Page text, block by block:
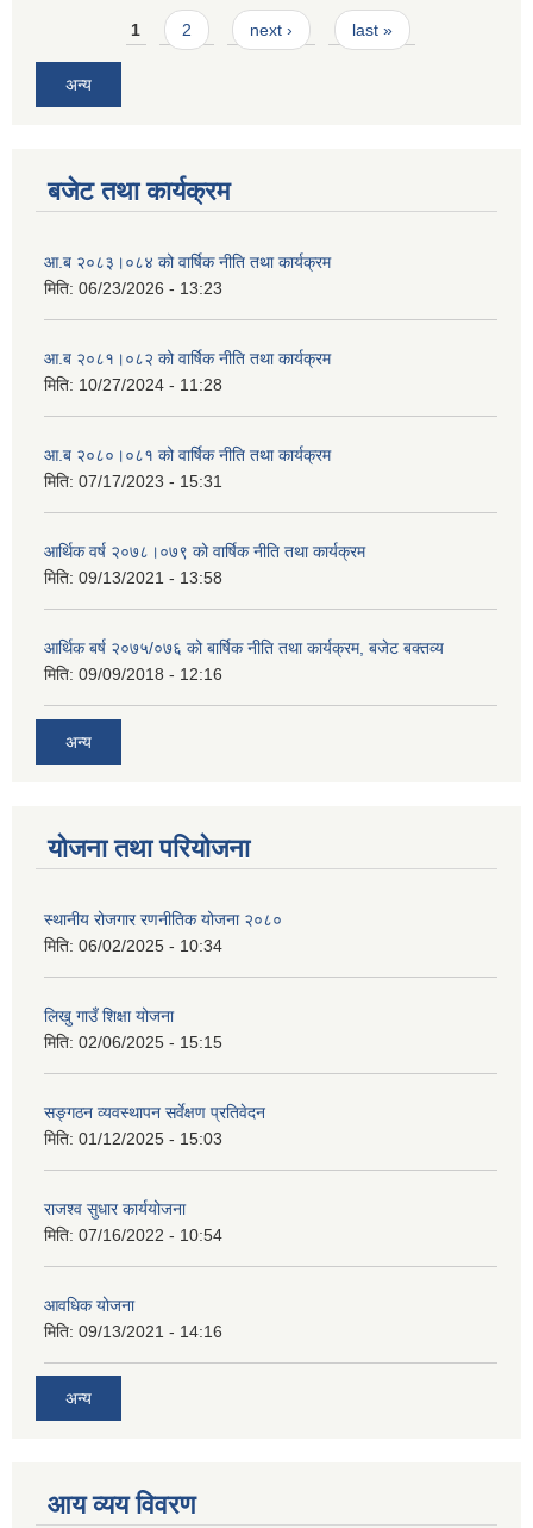
Pages1 2 next › last »
अन्य
बजेट तथा कार्यक्रम
आ.ब २०८३।०८४ को वार्षिक नीति तथा कार्यक्रम
मिति: 06/23/2026 - 13:23
आ.ब २०८१।०८२ को वार्षिक नीति तथा कार्यक्रम
मिति: 10/27/2024 - 11:28
आ.ब २०८०।०८१ को वार्षिक नीति तथा कार्यक्रम
मिति: 07/17/2023 - 15:31
आर्थिक वर्ष २०७८।०७९ को वार्षिक नीति तथा कार्यक्रम
मिति: 09/13/2021 - 13:58
आर्थिक बर्ष २०७५/०७६ को बार्षिक नीति तथा कार्यक्रम, बजेट बक्तव्य
मिति: 09/09/2018 - 12:16
अन्य
योजना तथा परियोजना
स्थानीय रोजगार रणनीतिक योजना २०८०
मिति: 06/02/2025 - 10:34
लिखु गाउँ शिक्षा योजना
मिति: 02/06/2025 - 15:15
सङ्गठन व्यवस्थापन सर्वेक्षण प्रतिवेदन
मिति: 01/12/2025 - 15:03
राजश्व सुधार कार्ययोजना
मिति: 07/16/2022 - 10:54
आवधिक योजना
मिति: 09/13/2021 - 14:16
अन्य
आय व्यय विवरण